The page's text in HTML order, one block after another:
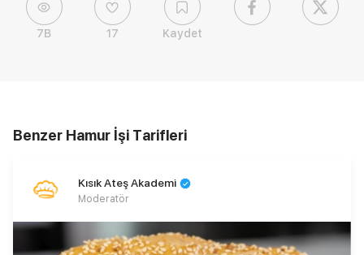
7B 17 Kaydet
Benzer Hamur İşi Tarifleri
Kısık Ateş Akademi
Moderatör